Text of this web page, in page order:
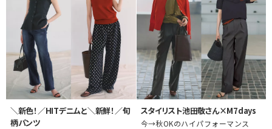
＼新色！／HITデニムと＼新鮮！／旬
柄パンツ
スタイリスト池田敬さん×M7days
今→秋OKのハイパフォーマンス